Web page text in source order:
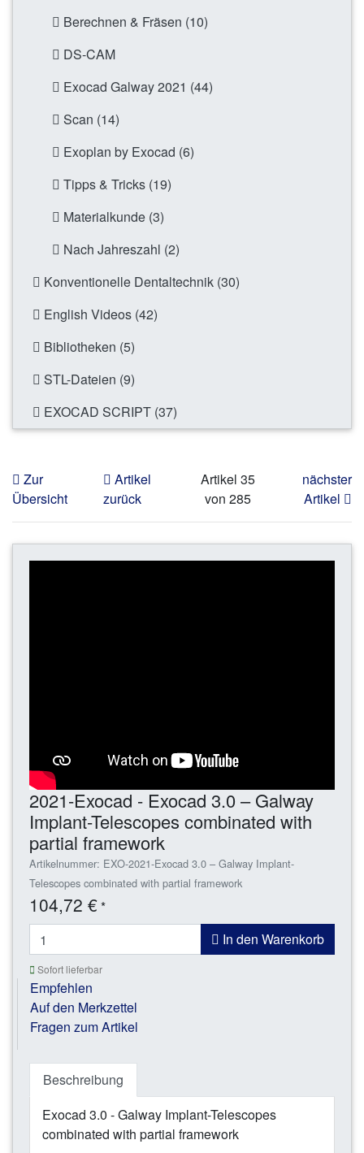
Berechnen & Fräsen (10)
DS-CAM
Exocad Galway 2021 (44)
Scan (14)
Exoplan by Exocad (6)
Tipps & Tricks (19)
Materialkunde (3)
Nach Jahreszahl (2)
Konventionelle Dentaltechnik (30)
English Videos (42)
Bibliotheken (5)
STL-Dateien (9)
EXOCAD SCRIPT (37)
Zur
Übersicht
Artikel
zurück
Artikel 35
von 285
nächster
Artikel
2021-Exocad - Exocad 3.0 – Galway
Implant-Telescopes combinated with
partial framework
Artikelnummer: EXO-2021-Exocad 3.0 – Galway Implant-
Telescopes combinated with partial framework
104,72 €*
In den Warenkorb
Sofort lieferbar
Empfehlen
Auf den Merkzettel
Fragen zum Artikel
Beschreibung
Exocad 3.0 - Galway Implant-Telescopes
combinated with partial framework